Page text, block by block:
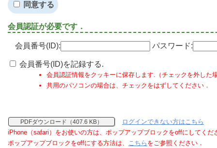
同意する
会員認証が必要です．
会員番号(ID): パスワード:
会員番号(ID)を記録する.
会員認証情報をクッキーに保存します.（チェックを外した
共用のパソコンの場合は、チェックをはずしてください．
PDFダウンロード（407.6 KB）
ログインできない方はこちら
iPhone（safari）をお使いの方は、ポップアップブロックをoffにしてくだ
ポップアップブロックをoffにする方法は、 こちら をご参照ください．